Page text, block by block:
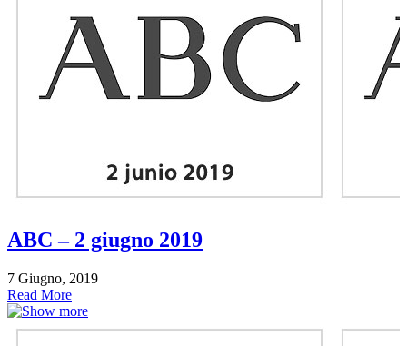
ABC – 2 giugno 2019
7 Giugno, 2019
Read More